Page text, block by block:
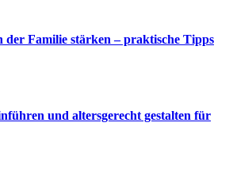
der Familie stärken – praktische Tipps
und altersgerecht gestalten für